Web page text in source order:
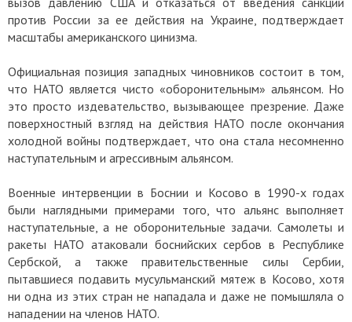
против России за ее действия на Украине, подтверждает
масштабы американского цинизма.
Официальная позиция западных чиновников состоит в том,
что НАТО является чисто «оборонительным» альянсом. Но
это просто издевательство, вызывающее презрение. Даже
поверхностный взгляд на действия НАТО после окончания
холодной войны подтверждает, что она стала несомненно
наступательным и агрессивным альянсом.
Военные интервенции в Боснии и Косово в 1990-х годах
были наглядными примерами того, что альянс выполняет
наступательные, а не оборонительные задачи. Самолеты и
ракеты НАТО атаковали боснийских сербов в Республике
Сербской, а также правительственные силы Сербии,
пытавшиеся подавить мусульманский мятеж в Косово, хотя
ни одна из этих стран не нападала и даже не помышляла о
нападении на членов НАТО.